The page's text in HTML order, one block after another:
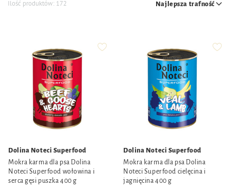
Ilość produktów: 172 Najlepsza trafność
Dolina Noteci Superfood
Mokra karma dla psa Dolina
Noteci Superfood wołowina i
serca gęsi puszka 400 g
Dolina Noteci Superfood
Mokra karma dla psa Dolina
Noteci Superfood cielęcina i
jagnięcina 400 g